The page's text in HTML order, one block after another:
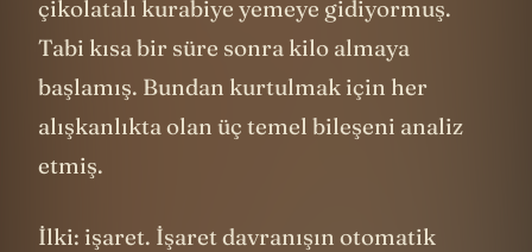
çikolatalı kurabiye yemeye gidiyormuş.
Tabi kısa bir süre sonra kilo almaya
başlamış. Bundan kurtulmak için her
alışkanlıkta olan üç temel bileşeni analiz
etmiş.
İlki: işaret. İşaret davranışın otomatik